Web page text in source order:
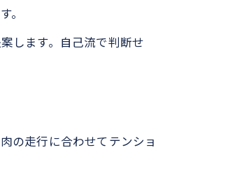
。
します。自己流で判断せ
の走行に合わせてテンショ